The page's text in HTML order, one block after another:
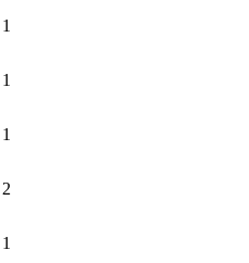
1
1
1
2
1